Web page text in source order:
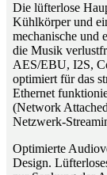
Die lüfterlose
Kühlkörper und
mechanische und
die Musik
AES/EBU, I2S,
optimiert für das
Ethernet
(Network
Netzwerk-
Optimierte
Design.